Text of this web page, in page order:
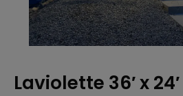
Laviolette 36′ x 24′